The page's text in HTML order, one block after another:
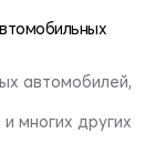
автомобилей,
многих других